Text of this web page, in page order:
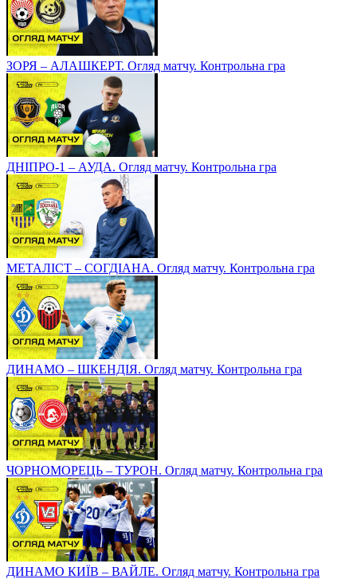
ЗОРЯ – АЛАШКЕРТ. Огляд матчу. Контрольна гра
ДНІПРО-1 – АУДА. Огляд матчу. Контрольна гра
МЕТАЛІСТ – СОГДІАНА. Огляд матчу. Контрольна гра
ДИНАМО – ШКЕНДІЯ. Огляд матчу. Контрольна гра
ЧОРНОМОРЕЦЬ – ТУРОН. Огляд матчу. Контрольна гра
ДИНАМО КИЇВ – ВАЙЛЕ. Огляд матчу. Контрольна гра